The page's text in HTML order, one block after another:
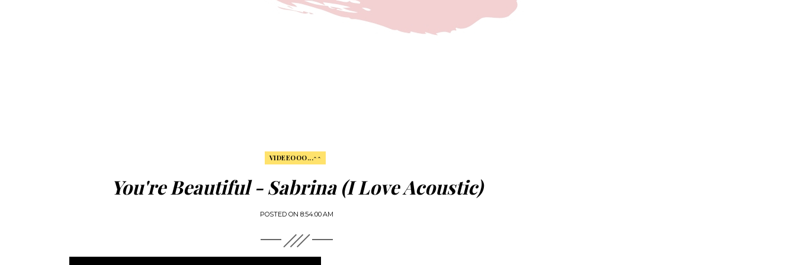
VIDEEOOO...^^
You're Beautiful - Sabrina (I Love Acoustic)
POSTED ON 8:54:00 AM